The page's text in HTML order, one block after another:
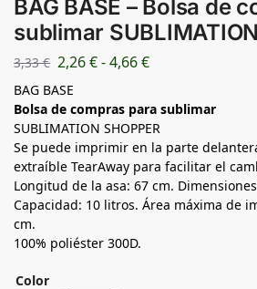
BAG BASE – Bolsa de
sublimar
3,33€ 2,26€-4,66€
BAG BASE
Bolsa de compras para sublimar
SUBLIMATION SHOPPER
Se puede imprimir en la parte
extraíble TearAway para facilitar el
Longitud de la asa: 67 cm.
Capacidad: 10 litros. Área máxima de
cm.
100% poliéster 300D.
Color